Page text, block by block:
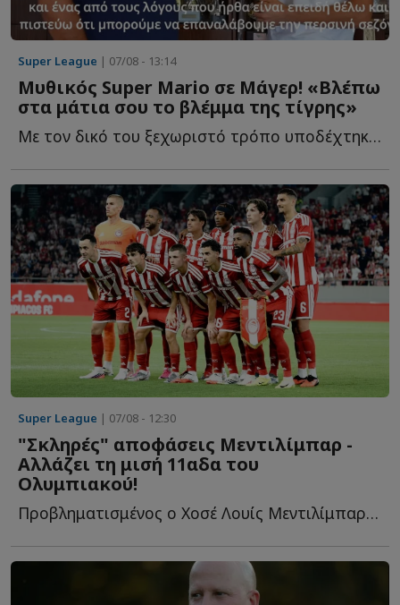
Super League | 07/08 - 13:14
Μυθικός Super Mario σε Μάγερ! «Βλέπω
στα μάτια σου το βλέμμα της τίγρης»
Με τον δικό του ξεχωριστό τρόπο υποδέχτηκε ο ιδιοκτήτης τ...
Super League | 07/08 - 12:30
"Σκληρές" αποφάσεις Μεντιλίμπαρ -
Αλλάζει τη μισή 11αδα του
Ολυμπιακού!
Προβληματισμένος ο Χοσέ Λουίς Μεντιλίμπαρ από το πρώτο π...